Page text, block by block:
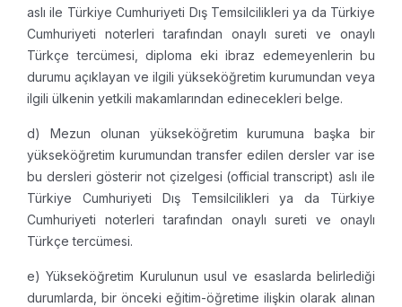
aslı ile Türkiye Cumhuriyeti Dış Temsilcilikleri ya da Türkiye
Cumhuriyeti noterleri tarafından onaylı sureti ve onaylı
Türkçe tercümesi, diploma eki ibraz edemeyenlerin bu
durumu açıklayan ve ilgili yükseköğretim kurumundan veya
ilgili ülkenin yetkili makamlarından edinecekleri belge.
d) Mezun olunan yükseköğretim kurumuna başka bir
yükseköğretim kurumundan transfer edilen dersler var ise
bu dersleri gösterir not çizelgesi (official transcript) aslı ile
Türkiye Cumhuriyeti Dış Temsilcilikleri ya da Türkiye
Cumhuriyeti noterleri tarafından onaylı sureti ve onaylı
Türkçe tercümesi.
e) Yükseköğretim Kurulunun usul ve esaslarda belirlediği
durumlarda, bir önceki eğitim-öğretime ilişkin olarak alınan